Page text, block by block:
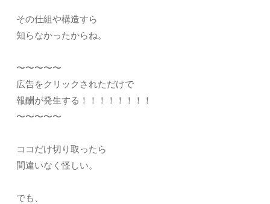
その仕組や構造すら
知らなかったからね。
〜〜〜〜〜
広告をクリックされただけで
報酬が発生する！！！！！！！！
〜〜〜〜〜
ココだけ切り取ったら
間違いなく怪しい。
でも、